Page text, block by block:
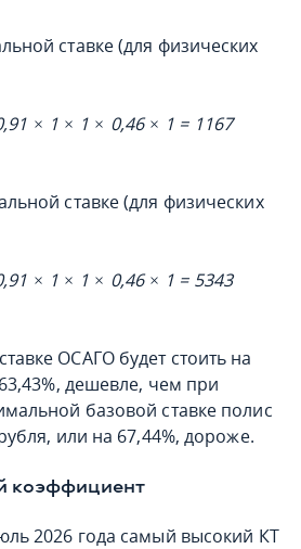
ставке (для физических
× 1 × 1 × 0,46 × 1 = 1167
ставке (для физических
× 1 × 1 × 0,46 × 1 = 5343
ОСАГО будет стоить на
дешевле, чем при
базовой ставке полис
или на 67,44%, дороже.
коэффициент
2026 года самый высокий КТ